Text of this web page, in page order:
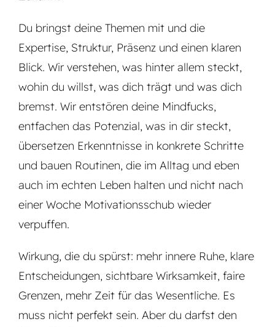
Du bringst deine Themen mit und die
Expertise, Struktur, Präsenz und einen klaren
Blick. Wir verstehen, was hinter allem steckt,
wohin du willst, was dich trägt und was dich
bremst. Wir entstören deine Mindfucks,
entfachen das Potenzial, was in dir steckt,
übersetzen Erkenntnisse in konkrete Schritte
und bauen Routinen, die im Alltag und eben
auch im echten Leben halten und nicht nach
einer Woche Motivationsschub wieder
verpuffen.
Wirkung, die du spürst: mehr innere Ruhe, klare
Entscheidungen, sichtbare Wirksamkeit, faire
Grenzen, mehr Zeit für das Wesentliche. Es
muss nicht perfekt sein. Aber du darfst den